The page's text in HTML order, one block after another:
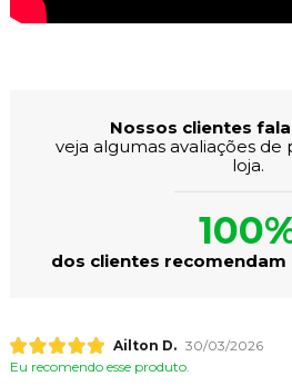
Nossos clientes
veja algumas avaliações de
loja.
dos clientes
Ailton D. 30/03/2026
Eu recomendo esse produto.